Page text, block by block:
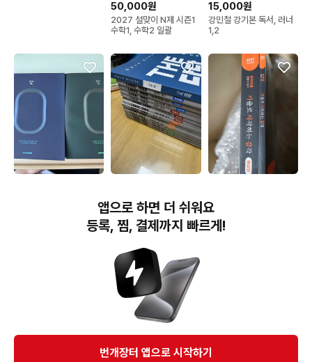
50,000원
2027 설맞이 N제 시즌1
수학1, 수학2 일괄
15,000원
강민철 강기본 독서, 러너
1,2
(필기감X) 김영편입 정병
권 로직트리(LOGIC
TREE), 장황수학 THE 단
단 1200제
시작하는 감각 생윤 현자
의돌 미개봉
번개장터(주) 사업자정보, 이용약관 및 기타 법적고지
번개장터㈜는 통신판매중개자이며, 통신판매의 당사자가 아닙니다. 전자상거래 등에서의
소비자보호에 관한 법률 등 관련 법령 및 번개장터㈜의 약관에 따라 상품, 상품정보, 거래에 관한 책임은
개별 판매자에게 귀속하고, 번개장터㈜는 원칙적으로 회원간 거래에 대하여 책임을 지지 않습니다.
다만, 번개장터㈜가 직접 판매하는 상품에 대한 책임은 번개장터㈜에게 귀속합니다.
앱으로 하면 더 쉬워요
등록, 찜, 결제까지 빠르게!
번개장터 앱으로 시작하기